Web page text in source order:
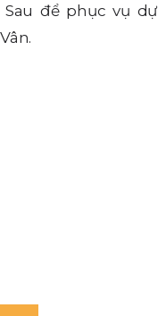
để phục vụ dự